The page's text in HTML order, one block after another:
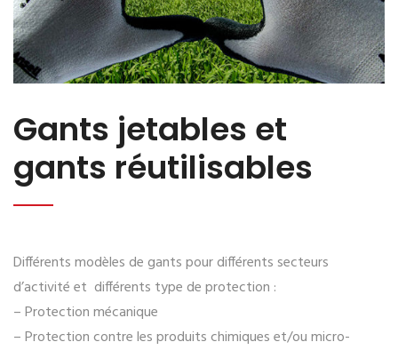
Gants jetables et
gants réutilisables
Différents modèles de gants pour différents secteurs
d’activité et différents type de protection :
– Protection mécanique
– Protection contre les produits chimiques et/ou micro-